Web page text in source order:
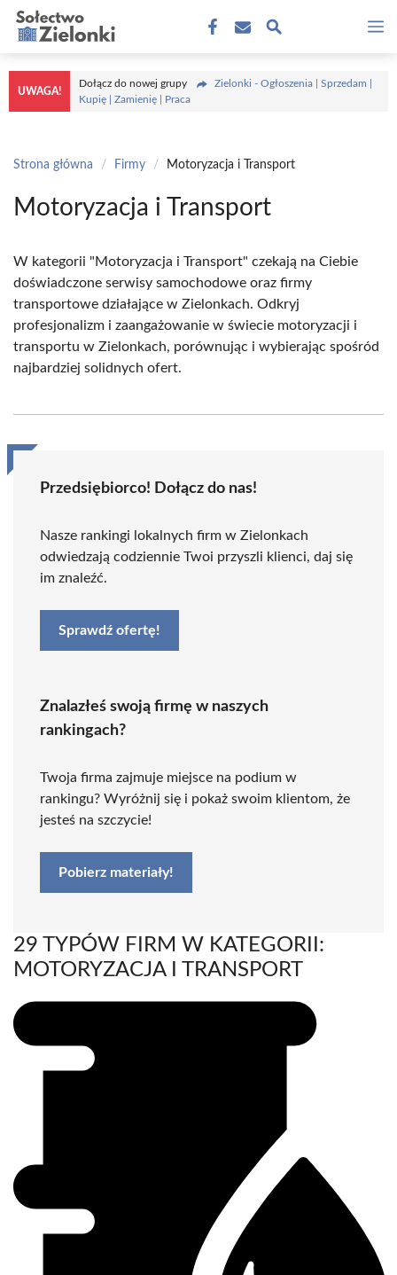
Przejdź
treści
UWAGA!
Dołącz do nowej grupy
Zielonki - Ogłoszenia | Sprzedam |
Kupię | Zamienię | Praca
Strona główna / Firmy / Motoryzacja i Transport
Motoryzacja i Transport
W kategorii "Motoryzacja i Transport" czekają na Ciebie
doświadczone serwisy samochodowe oraz firmy
transportowe działające w Zielonkach. Odkryj
profesjonalizm i zaangażowanie w świecie motoryzacji i
transportu w Zielonkach, porównując i wybierając spośród
najbardziej solidnych ofert.
Przedsiębiorco! Dołącz do nas!
Nasze rankingi lokalnych firm w Zielonkach
odwiedzają codziennie Twoi przyszli klienci, daj się
im znaleźć.
Sprawdź ofertę!
Znalazłeś swoją firmę w naszych
rankingach?
Twoja firma zajmuje miejsce na podium w
rankingu? Wyróżnij się i pokaż swoim klientom, że
jesteś na szczycie!
Pobierz materiały!
29 TYPÓW FIRM W KATEGORII:
MOTORYZACJA I TRANSPORT